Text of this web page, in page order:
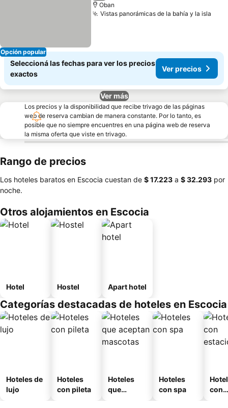
Opción popular
Oban
Vistas panorámicas de la bahía y la isla
Seleccioná las fechas para ver los precios
exactos
Ver precios
Ver más
Los precios y la disponibilidad que recibe trivago de las páginas
web de reserva cambian de manera constante. Por lo tanto, es
posible que no siempre encuentres en una página web de reserva
la misma oferta que viste en trivago.
Rango de precios
Los hoteles baratos en Escocia cuestan de ‎$ 17.223 a ‎$ 32.293 por
noche.
Otros alojamientos en Escocia
Hotel Hostel Apart hotel
Categorías destacadas de hoteles en Escocia
Hoteles de
lujo
Hoteles
con pileta
Hoteles
que
Hoteles
con spa
con